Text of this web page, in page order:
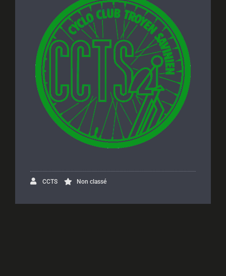
CCTS Non classé